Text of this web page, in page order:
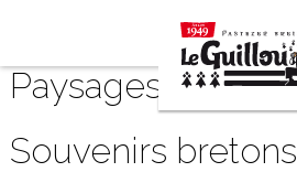
Petits Beurre
Paysages
Souvenirs bretons